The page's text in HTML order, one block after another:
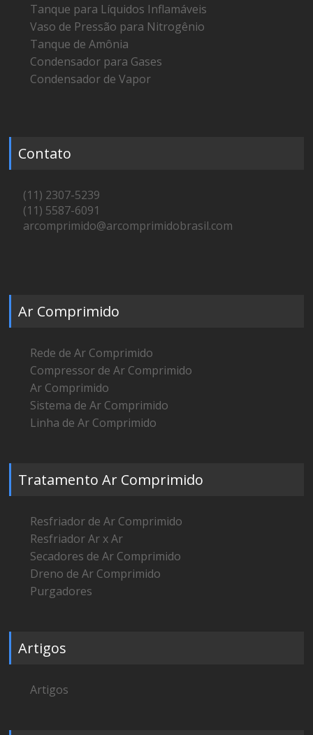
Tanque para Líquidos Inflamáveis
Vaso de Pressão para Nitrogênio
Tanque de Amônia
Condensador para Gases
Condensador de Vapor
Contato
(11) 2307-5239
(11) 5587-6091
arcomprimido@arcomprimidobrasil.com
Ar Comprimido
Rede de Ar Comprimido
Compressor de Ar Comprimido
Ar Comprimido
Sistema de Ar Comprimido
Linha de Ar Comprimido
Tratamento Ar Comprimido
Resfriador de Ar Comprimido
Resfriador Ar x Ar
Secadores de Ar Comprimido
Dreno de Ar Comprimido
Purgadores
Artigos
Artigos